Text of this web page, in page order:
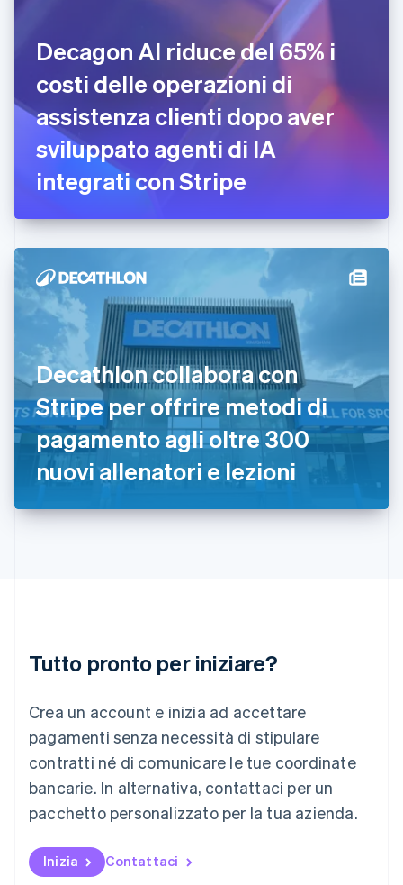
Decagon AI riduce del 65% i
costi delle operazioni di
assistenza clienti dopo aver
sviluppato agenti di IA
integrati con Stripe
Decathlon collabora con
Stripe per offrire metodi di
pagamento agli oltre 300
nuovi allenatori e lezioni
Tutto pronto per iniziare?
Crea un account e inizia ad accettare
pagamenti senza necessità di stipulare
contratti né di comunicare le tue coordinate
bancarie. In alternativa, contattaci per un
pacchetto personalizzato per la tua azienda.
Inizia Contattaci
English
Emirati Arabi Uniti
English
English
Finlandia
English Svenska
Francia
Germania
日本語English
Gibilterra
English
Grecia
English
India
English
Irlanda
English
Italia
ItalianoEnglish
Lettonia
Liechtenstein
Malta
English
EspañolEnglish
Norvegia
English
Nuova Zelanda
English
NederlandsEnglish
English
Portogallo